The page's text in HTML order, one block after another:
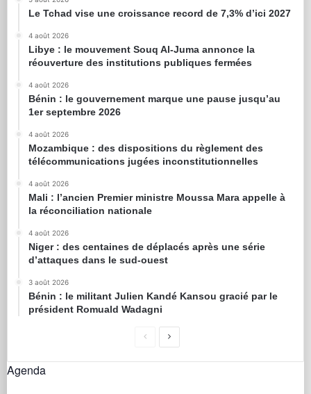
Le Tchad vise une croissance record de 7,3% d’ici 2027
4 août 2026
Libye : le mouvement Souq Al-Juma annonce la
réouverture des institutions publiques fermées
4 août 2026
Bénin : le gouvernement marque une pause jusqu’au
1er septembre 2026
4 août 2026
Mozambique : des dispositions du règlement des
télécommunications jugées inconstitutionnelles
4 août 2026
Mali : l’ancien Premier ministre Moussa Mara appelle à
la réconciliation nationale
4 août 2026
Niger : des centaines de déplacés après une série
d’attaques dans le sud-ouest
3 août 2026
Bénin : le militant Julien Kandé Kansou gracié par le
président Romuald Wadagni
Agenda